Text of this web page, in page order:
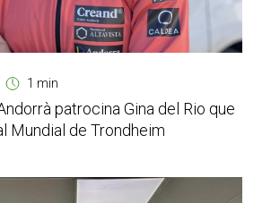
1 min
patrocina Gina del Rio que
Mundial de Trondheim